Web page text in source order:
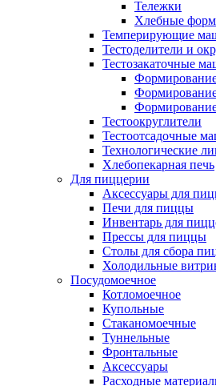
Тележки
Хлебные
Темперирующие
Тестоделители и
Тестозакаточные
Тестоокруглители
Тестоотсадочные
Технологические
Хлебопекарная печь
Для пиццерии
Аксессуары для
Печи для пиццы
Инвентарь для
Прессы для пиццы
Столы для сбора
Холодильные
Посудомоечное
Котломоечное
Купольные
Стаканомоечные
Туннельные
Фронтальные
Аксессуары
Расходные